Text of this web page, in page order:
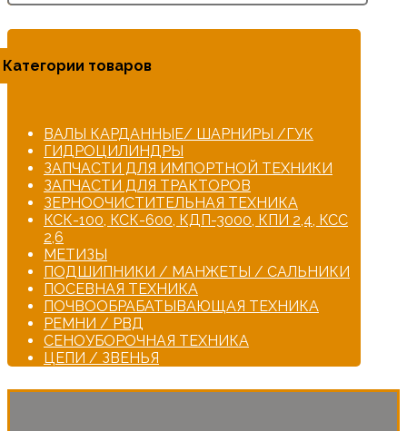
Категории товаров
ВАЛЫ КАРДАННЫЕ/ ШАРНИРЫ /ГУК
ГИДРОЦИЛИНДРЫ
ЗАПЧАСТИ ДЛЯ ИМПОРТНОЙ ТЕХНИКИ
ЗАПЧАСТИ ДЛЯ ТРАКТОРОВ
ЗЕРНООЧИСТИТЕЛЬНАЯ ТЕХНИКА
КСК-100, КСК-600, КДП-3000, КПИ 2,4, КСС
2,6
МЕТИЗЫ
ПОДШИПНИКИ / МАНЖЕТЫ / САЛЬНИКИ
ПОСЕВНАЯ ТЕХНИКА
ПОЧВООБРАБАТЫВАЮЩАЯ ТЕХНИКА
РЕМНИ / РВД
СЕНОУБОРОЧНАЯ ТЕХНИКА
ЦЕПИ / ЗВЕНЬЯ